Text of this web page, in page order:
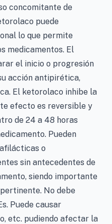
concomitante de
puede
lo que permite
medicamentos. El
el inicio o progresión
acción antipirética,
El ketorolaco inhibe la
efecto es reversible y
de 24 a 48 horas
Pueden
o
sin antecedentes de
siendo importante
No debe
Puede causar
etc. pudiendo afectar la